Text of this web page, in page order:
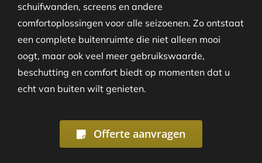
schuifwanden, screens en andere
comfortoplossingen voor alle seizoenen. Zo ontstaat
een complete buitenruimte die niet alleen mooi
oogt, maar ook veel meer gebruikswaarde,
beschutting en comfort biedt op momenten dat u
echt van buiten wilt genieten.
Offerte aanvragen